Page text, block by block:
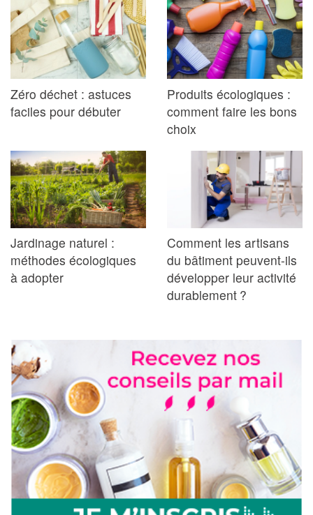
Zéro déchet : astuces
faciles pour débuter
Produits écologiques :
comment faire les bons
choix
Jardinage naturel :
méthodes écologiques
à adopter
Comment les artisans
du bâtiment peuvent-ils
développer leur activité
durablement ?